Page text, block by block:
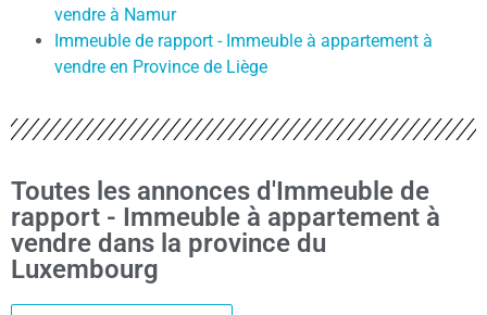
vendre à Namur
Immeuble de rapport - Immeuble à appartement à
vendre en Province de Liège
Toutes les annonces d'Immeuble de
rapport - Immeuble à appartement à
vendre dans la province du
Luxembourg